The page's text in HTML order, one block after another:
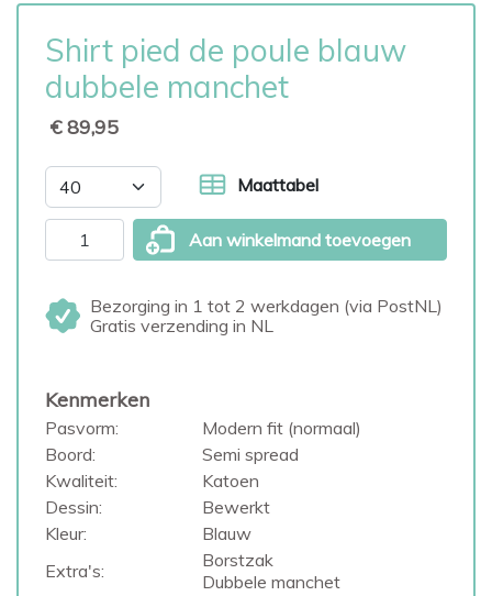
Shirt pied de poule blauw
dubbele manchet
€ 89,95
Maattabel
Aan winkelmand toevoegen
Bezorging in 1 tot 2 werkdagen (via PostNL)
Gratis verzending in NL
Kenmerken
Pasvorm:
Modern fit (normaal)
Boord:
Semi spread
Kwaliteit:
Katoen
Dessin:
Bewerkt
Kleur:
Blauw
Extra's:
Borstzak
Dubbele manchet